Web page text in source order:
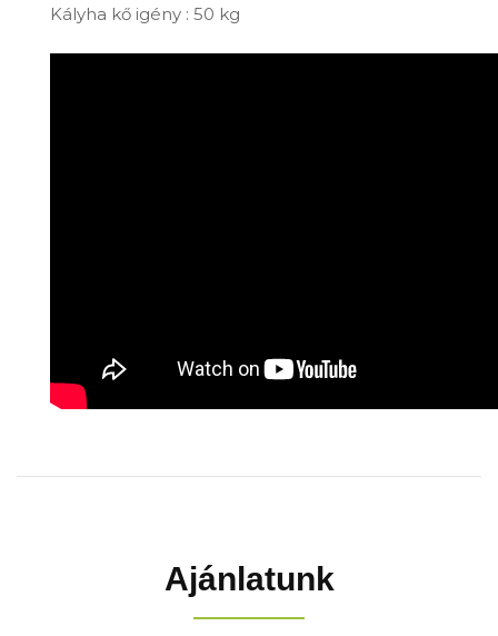
Kályha kő igény : 50 kg
Ajánlatunk